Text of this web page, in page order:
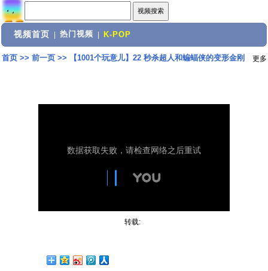
视频首页 热门视频 K-POP
首页>> 前一页>> 【1001个玩意儿】22 秒杀超人和蝙蝠侠的变形金刚 更多
转载: